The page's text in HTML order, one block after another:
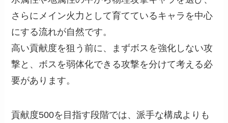
さらにメイン火力として育てているキャラを中心
にする流れが自然です。
高い貢献度を狙う前に、まずボスを強化しない攻
撃と、ボスを弱体化できる攻撃を分けて考える必
要があります。
貢献度500を目指す段階では、派手な構成よりも